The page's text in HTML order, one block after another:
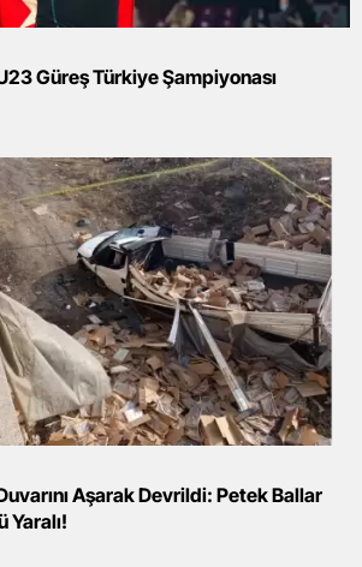
Güreş Türkiye Şampiyonası
Aşarak Devrildi: Petek Ballar
Yaralı!